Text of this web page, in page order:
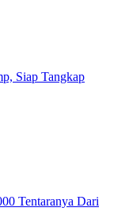
Siap Tangkap
Tentaranya Dari